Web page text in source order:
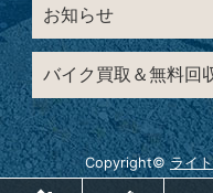
お知らせ
バイク買取＆無料回
Copyright©ライ